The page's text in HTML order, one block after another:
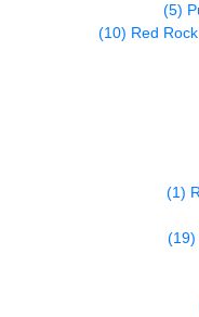
(5)
Red
(10)
(1)
(19)